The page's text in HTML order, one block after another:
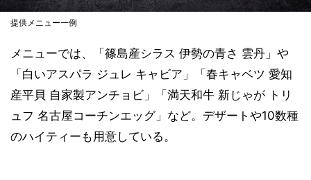
提供メニュー一例
メニューでは、「篠島産シラス 伊勢の青さ 雲丹」や
「白いアスパラ ジュレ キャビア」「春キャベツ 愛知
産平貝 自家製アンチョビ」「満天和牛 新じゃが トリ
ュフ 名古屋コーチンエッグ」など。デザートや10数種
のハイティーも用意している。